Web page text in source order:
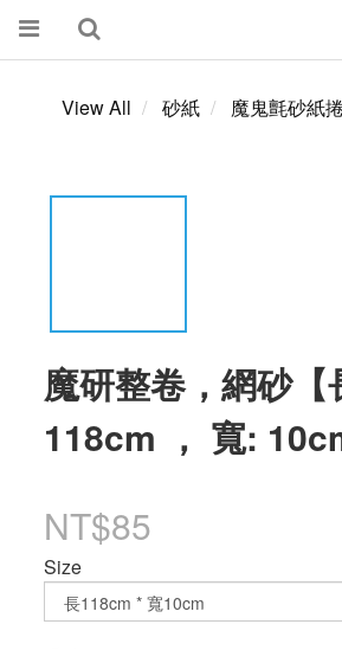
View All 砂紙 魔鬼氈砂紙捲
魔研整卷，網砂【
118cm ， 寬:
NT$85
Size